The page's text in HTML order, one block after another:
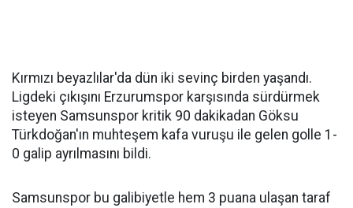
Kırmızı beyazlılar'da dün iki sevinç birden yaşandı.
Ligdeki çıkışını Erzurumspor karşısında sürdürmek
isteyen Samsunspor kritik 90 dakikadan Göksu
Türkdoğan'ın muhteşem kafa vuruşu ile gelen golle 1-
0 galip ayrılmasını bildi.
Samsunspor bu galibiyetle hem 3 puana ulaşan taraf